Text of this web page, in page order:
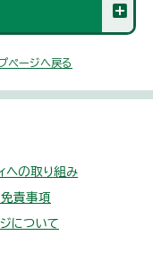
プページへ戻る
への取り組み
免責事項
について